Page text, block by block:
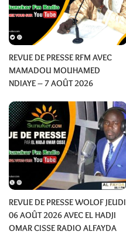
REVUE DE PRESSE RFM AVEC
MAMADOU MOUHAMED
NDIAYE – 7 AOÛT 2026
REVUE DE PRESSE WOLOF JEUDI
06 AOÛT 2026 AVEC EL HADJI
OMAR CISSE RADIO ALFAYDA